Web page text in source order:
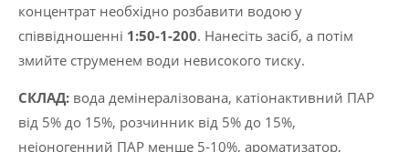
концентрат необхідно розбавити водою у
співвідношенні 1:50-1-200. Нанесіть засіб, а потім
змийте струменем води невисокого тиску.
СКЛАД: вода демінералізована, катіонактивний ПАР
від 5% до 15%, розчинник від 5% до 15%,
неіоногенний ПАР менше 5-10%, ароматизатор,